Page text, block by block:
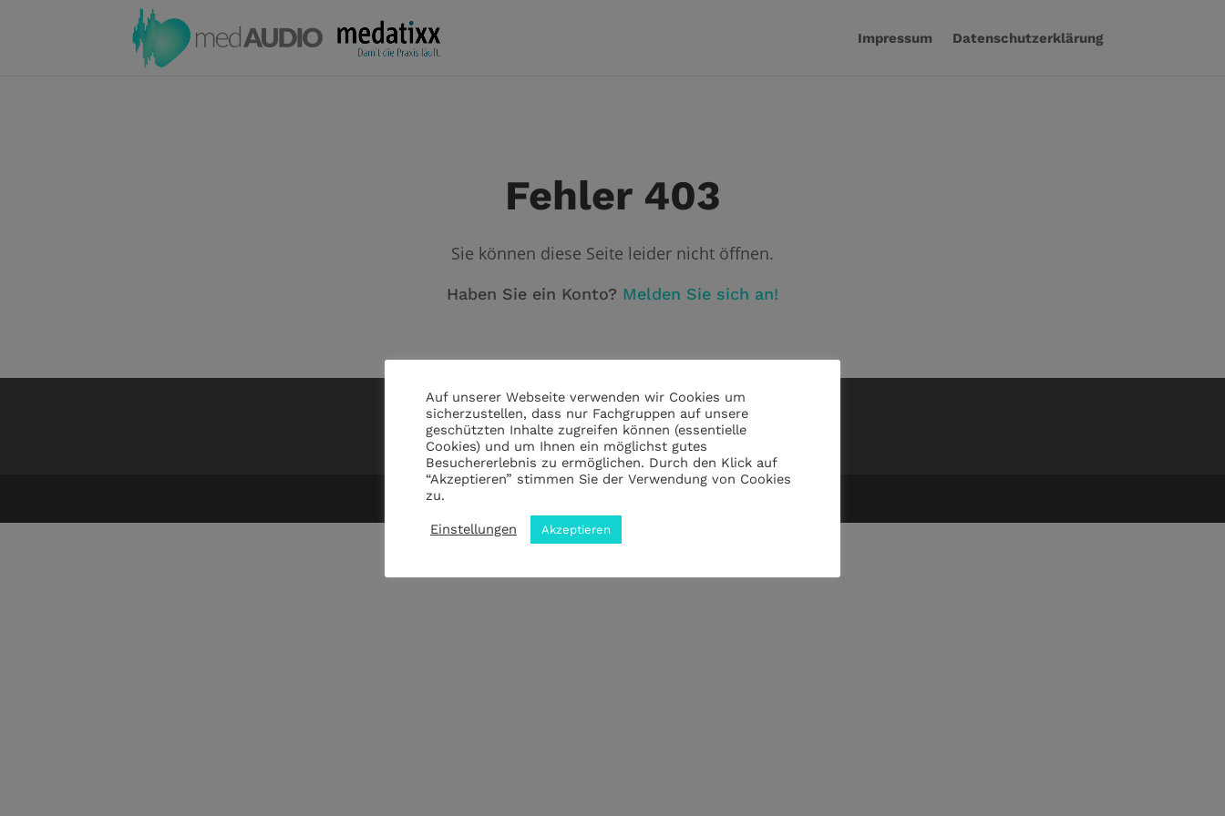
Impressum Datenschutzerklärung
Fehler 403
Sie können diese Seite leider nicht öffnen.
Haben Sie ein Konto? Melden Sie sich an!
Impressum|Datenschutz|ANB
Auf unserer Webseite verwenden wir Cookies um
sicherzustellen, dass nur Fachgruppen auf unsere
geschützten Inhalte zugreifen können (essentielle
Cookies) und um Ihnen ein möglichst gutes
Besuchererlebnis zu ermöglichen. Durch den Klick auf
“Akzeptieren” stimmen Sie der Verwendung von Cookies
zu.
Einstellungen Akzeptieren